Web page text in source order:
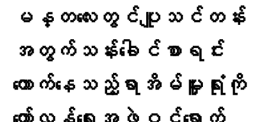
မန္တလေးတွင်ပျူသင်တန်း
အတွက်သန်း​ခေါင်စာရင်း
ကောက်နေသည့်ရာအိမ်မှူးရုံးကို​